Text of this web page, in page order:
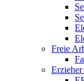
Freie
Erzieher